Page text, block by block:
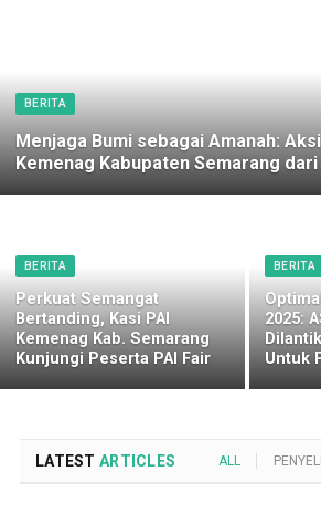
BERITA
Menjaga Bumi sebagai Amanah:
Kemenag Kabupaten Semarang
BERITA
Perkuat Semangat
Bertanding, Kasi PAI
Kemenag Kab. Semarang
Kunjungi Peserta PAI Fair
BERITA
2025:
Untuk
LATEST ARTICLES ALL